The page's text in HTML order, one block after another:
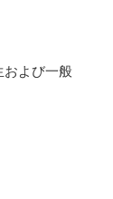
および一般